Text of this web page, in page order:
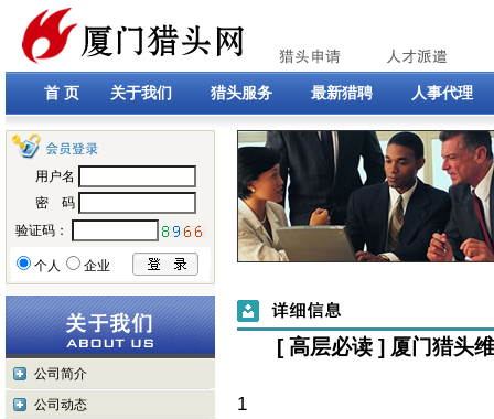
首 页 关于我们 猎头服务 最新猎聘 人事代理
用户名
密 码
验证码：
个人 企业
公司简介
公司动态
[ 高层必读 ] 厦门猎头
1